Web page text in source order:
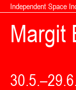
Zum Inhalt springen
Independent Space
Margit